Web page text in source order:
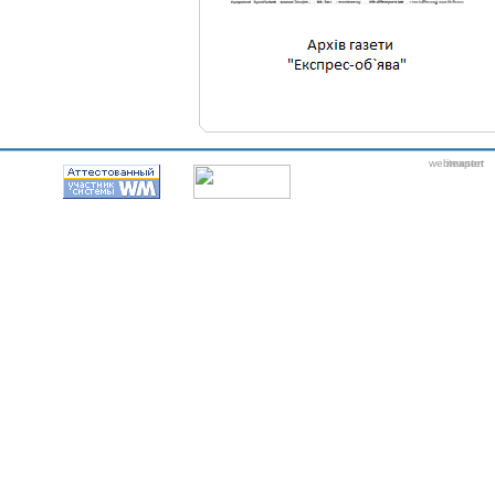
webmaster
itexpert